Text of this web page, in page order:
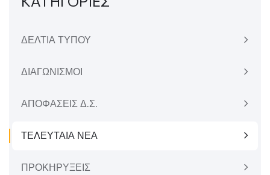
ΔΕΛΤΙΑ ΤΥΠΟΥ
ΔΙΑΓΩΝΙΣΜΟΙ
ΑΠΟΦΑΣΕΙΣ Δ.Σ.
ΤΕΛΕΥΤΑΙΑ ΝΕΑ
ΠΡΟΚΗΡΥΞΕΙΣ